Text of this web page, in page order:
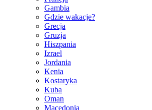
Gambia
Gdzie wakacje?
Grecja
Gruzja
Hiszpania
Izrael
Jordania
Kenia
Kostaryka
Kuba
Oman
Macedonia